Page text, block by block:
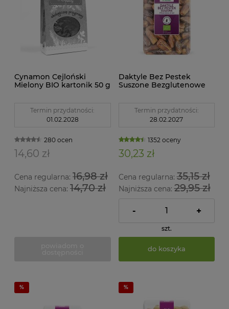
Cynamon Cejloński
Mielony BIO kartonik 50 g
Termin przydatności:
01.02.2028
280 ocen
14,60 zł
Cena regularna: 16,98 zł
Najniższa cena: 14,70 zł
Daktyle Bez Pestek
Suszone Bezglutenowe
Termin przydatności:
28.02.2027
1352 oceny
30,23 zł
Cena regularna:35,15 zł
Najniższa cena:29,95 zł
- +
szt.
do koszyka